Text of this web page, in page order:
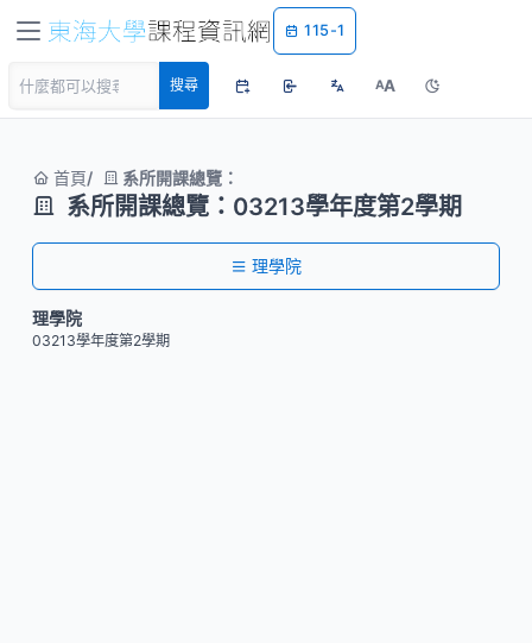
115-1
搜尋 AA
首頁 系所開課總覽：
系所開課總覽：03213學年度第2學期
理學院
理學院
03213學年度第2學期